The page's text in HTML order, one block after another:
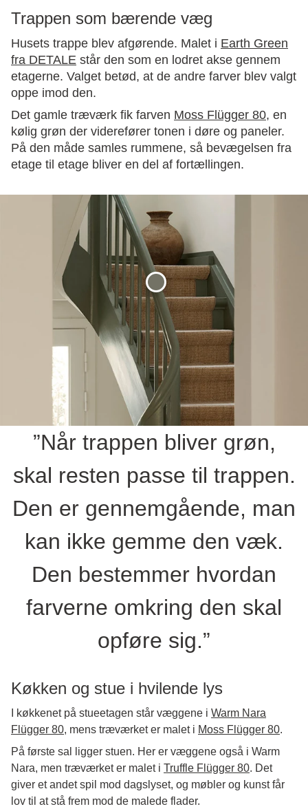
Trappen som bærende væg
Husets trappe blev afgørende. Malet i Earth Green
fra DETALE står den som en lodret akse gennem
etagerne. Valget betød, at de andre farver blev valgt
oppe imod den.
Det gamle træværk fik farven Moss Flügger 80, en
kølig grøn der viderefører tonen i døre og paneler.
På den måde samles rummene, så bevægelsen fra
etage til etage bliver en del af fortællingen.
”Når trappen bliver grøn,
skal resten passe til trappen.
Den er gennemgående, man
kan ikke gemme den væk.
Den bestemmer hvordan
farverne omkring den skal
opføre sig.”
Køkken og stue i hvilende lys
I køkkenet på stueetagen står væggene i Warm Nara
Flügger 80, mens træværket er malet i Moss Flügger 80.
På første sal ligger stuen. Her er væggene også i Warm
Nara, men træværket er malet i Truffle Flügger 80. Det
giver et andet spil mod dagslyset, og møbler og kunst får
lov til at stå frem mod de malede flader.